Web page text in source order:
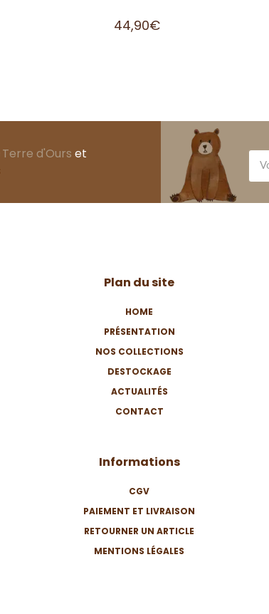
44,90€
Terre d'Ours et
Plan du site
HOME
PRÉSENTATION
NOS COLLECTIONS
DESTOCKAGE
ACTUALITÉS
CONTACT
Informations
CGV
PAIEMENT ET LIVRAISON
RETOURNER UN ARTICLE
MENTIONS LÉGALES